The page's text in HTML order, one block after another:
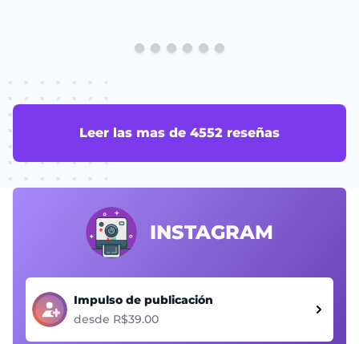
Leer las mas de 4552 reseñas
INSTAGRAM
Impulso de publicación
desde R$39.00